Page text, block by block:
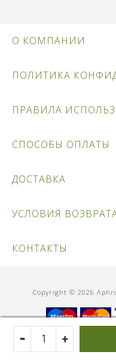
О КОМПАНИИ
ПОЛИТИКА
ПРАВИЛА
СПОСОБЫ ОПЛАТЫ
ДОСТАВКА
УСЛОВИЯ
КОНТАКТЫ
Copyright © 2026